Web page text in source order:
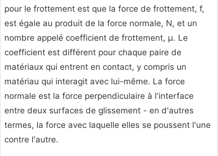
pour le frottement est que la force de frottement, f,
est égale au produit de la force normale, N, et un
nombre appelé coefficient de frottement, μ. Le
coefficient est différent pour chaque paire de
matériaux qui entrent en contact, y compris un
matériau qui interagit avec lui-même. La force
normale est la force perpendiculaire à l'interface
entre deux surfaces de glissement - en d'autres
termes, la force avec laquelle elles se poussent l'une
contre l'autre.